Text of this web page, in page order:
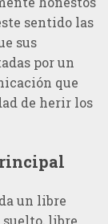
sentido las
sus
por un
que
de herir los
un libre